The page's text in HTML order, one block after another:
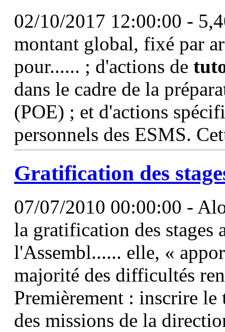
02/10/2017 12:00:00 -
montant global, fixé par
pour...... ; d'actions de
dans le cadre de la
(POE) ; et d'actions
personnels des ESMS.
Gratification des
07/07/2010 00:00:00 -
la gratification des stages
l'Assembl...... elle, «
majorité des difficultés
Premièrement : inscrire le
des missions de la